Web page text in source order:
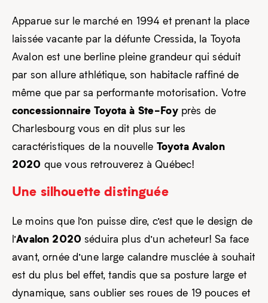
Apparue sur le marché en 1994 et prenant la place
laissée vacante par la défunte Cressida, la Toyota
Avalon est une berline pleine grandeur qui séduit
par son allure athlétique, son habitacle raffiné de
même que par sa performante motorisation. Votre
concessionnaire Toyota à Ste-Foyprès de
Charlesbourg vous en dit plus sur les
caractéristiques de la nouvelle Toyota Avalon
2020 que vous retrouverez à Québec!
Une silhouette distinguée
Le moins que l’on puisse dire, c’est que le design de
l’Avalon 2020 séduira plus d’un acheteur! Sa face
avant, ornée d’une large calandre musclée à souhait
est du plus bel effet, tandis que sa posture large et
dynamique, sans oublier ses roues de 19 pouces et